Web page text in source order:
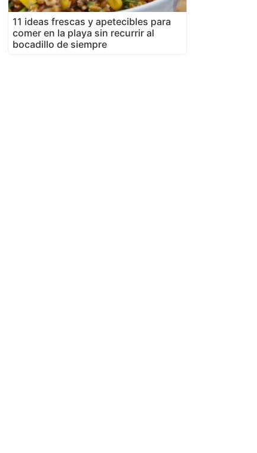
11 ideas frescas y apetecibles para
comer en la playa sin recurrir al
bocadillo de siempre